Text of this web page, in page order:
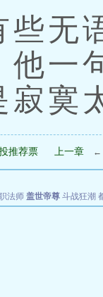
无语
他一
寂寞
推荐票 上一章 ←
法师 盖世帝尊 斗战狂潮